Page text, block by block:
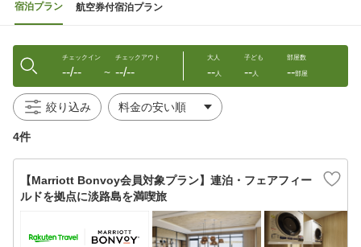
宿泊プラン 航空券付宿泊プラン
チェックイン
--/-- 〜
チェックアウト
--/--
大人
--人
子ども
--人
部屋数
--部屋
絞り込み
4件
【Marriott Bonvoy会員対象プラン】連泊・フェアフィー
ルドを拠点に淡路島を満喫旅